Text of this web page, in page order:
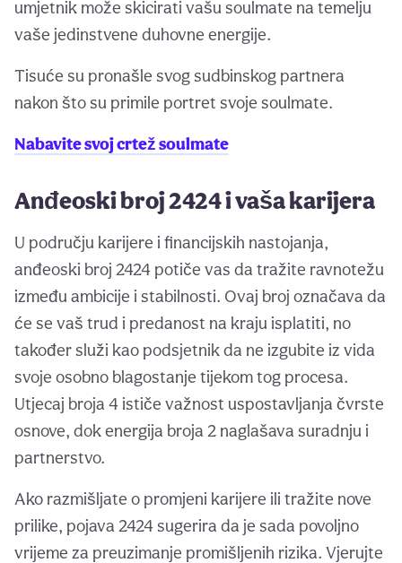
umjetnik može skicirati vašu soulmate na temelju
vaše jedinstvene duhovne energije.
Tisuće su pronašle svog sudbinskog partnera
nakon što su primile portret svoje soulmate.
Nabavite svoj crtež soulmate
Anđeoski broj 2424 i vaša karijera
U području karijere i financijskih nastojanja,
anđeoski broj 2424 potiče vas da tražite ravnotežu
između ambicije i stabilnosti. Ovaj broj označava da
će se vaš trud i predanost na kraju isplatiti, no
također služi kao podsjetnik da ne izgubite iz vida
svoje osobno blagostanje tijekom tog procesa.
Utjecaj broja 4 ističe važnost uspostavljanja čvrste
osnove, dok energija broja 2 naglašava suradnju i
partnerstvo.
Ako razmišljate o promjeni karijere ili tražite nove
prilike, pojava 2424 sugerira da je sada povoljno
vrijeme za preuzimanje promišljenih rizika. Vjerujte